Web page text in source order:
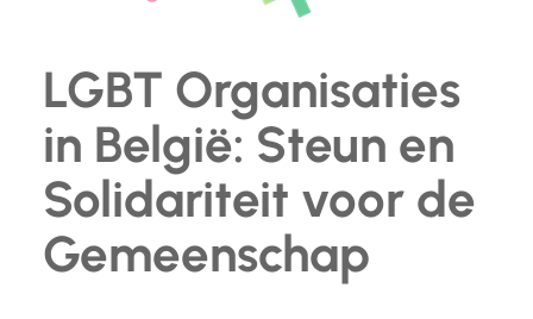
LGBT Organisaties
in België: Steun en
Solidariteit voor de
Gemeenschap